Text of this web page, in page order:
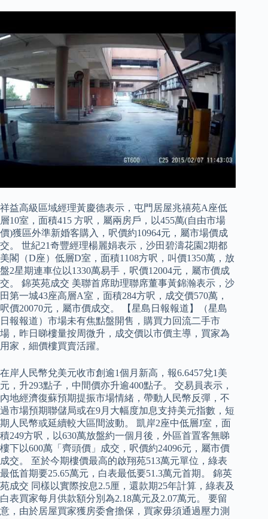
祥益高級區域經理黃慶德表示，屯門居屋兆禧苑A座低
層10室，面積415 方呎，屬兩房戶，以455萬(自由市場
價)獲區外準新婚客購入，呎價約10964元，屬市場價成
交。 世紀21奇豐經理楊麗娟表示，沙田碧濤花園2期都
美閣（D座）低層D室，面積1108方呎，叫價1350萬，放
盤2星期連車位以1330萬易手，呎價12004元，屬市價成
交。 錦英苑成交 美聯首席助理聯席董事黃錦瀚表示，沙
田第一城43座高層A室，面積284方呎，成交價570萬，
呎價20070元，屬市價成交。 【星島日報報道】（星島
日報報道）市場未有焦點盤開售，購買力回流二手市
場，昨日睇樓量按周微升，成交價以市價主導，買家為
用家，細價樓買賣活躍。
在岸人民幣兌美元收市創逾1個月新高，報6.6457兌1美
元，升293點子，中間價亦升逾400點子。 交易員表示，
內地經濟復蘇預期提振市場情緒，帶動人民幣反彈，不
過市場預期聯儲局或在9月大幅度加息支持美元指數，短
期人民幣或延續較大區間波動。 凱岸2座中低層J室，面
積249方呎，以630萬放盤約一個月後，外區首置客無睇
樓下以600萬「齊頭價」成交，呎價約24096元，屬市價
成交。 至於今期樓價最高的啟翔苑513萬元單位，綠表
最低首期要25.65萬元，白表最低要51.3萬元首期。 錦英
苑成交 同樣以實際按息2.5厘，還款期25年計算，綠表及
白表買家每月供款額分別為2.18萬元及2.07萬元。 要留
意，由於居屋買家獲房委會擔保，買家毋須通過壓力測